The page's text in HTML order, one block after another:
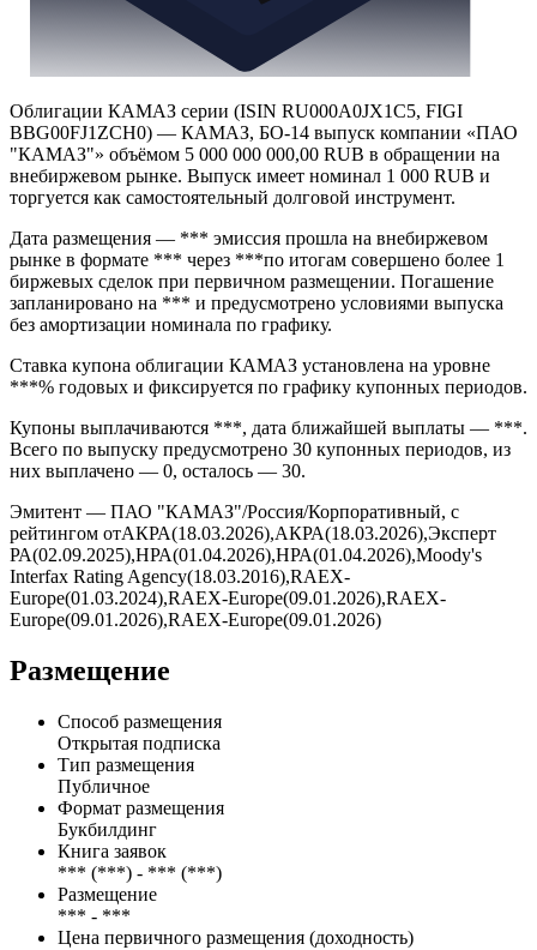
Облигации КАМАЗ серии (ISIN RU000A0JX1C5, FIGI
BBG00FJ1ZCH0) — КАМАЗ, БО-14 выпуск компании «ПАО
"КАМАЗ"» объёмом 5 000 000 000,00 RUB в обращении на
внебиржевом рынке. Выпуск имеет номинал 1 000 RUB и
торгуется как самостоятельный долговой инструмент.
Дата размещения — *** эмиссия прошла на внебиржевом
рынке в формате *** через ***по итогам совершено более 1
биржевых сделок при первичном размещении. Погашение
запланировано на *** и предусмотрено условиями выпуска
без амортизации номинала по графику.
Ставка купона облигации КАМАЗ установлена на уровне
***% годовых и фиксируется по графику купонных периодов.
Купоны выплачиваются ***, дата ближайшей выплаты — ***.
Всего по выпуску предусмотрено 30 купонных периодов, из
них выплачено — 0, осталось — 30.
Эмитент — ПАО "КАМАЗ"/Россия/Корпоративный, с
рейтингом отАКРА(18.03.2026),АКРА(18.03.2026),Эксперт
РА(02.09.2025),НРА(01.04.2026),НРА(01.04.2026),Moody's
Interfax Rating Agency(18.03.2016),RAEX-
Europe(01.03.2024),RAEX-Europe(09.01.2026),RAEX-
Europe(09.01.2026),RAEX-Europe(09.01.2026)
Размещение
Способ размещения
Открытая подписка
Тип размещения
Публичное
Формат размещения
Букбилдинг
Книга заявок
*** (***) - *** (***)
Размещение
*** - ***
Цена первичного размещения (доходность)